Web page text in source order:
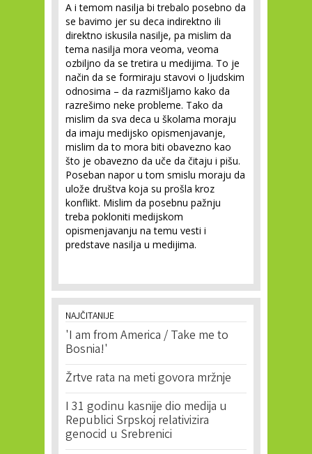
A i temom nasilja bi trebalo posebno da
se bavimo jer su deca indirektno ili
direktno iskusila nasilje, pa mislim da
tema nasilja mora veoma, veoma
ozbiljno da se tretira u medijima. To je
način da se formiraju stavovi o ljudskim
odnosima – da razmišljamo kako da
razrešimo neke probleme. Tako da
mislim da sva deca u školama moraju
da imaju medijsko opismenjavanje,
mislim da to mora biti obavezno kao
što je obavezno da uče da čitaju i pišu.
Poseban napor u tom smislu moraju da
ulože društva koja su prošla kroz
konflikt. Mislim da posebnu pažnju
treba pokloniti medijskom
opismenjavanju na temu vesti i
predstave nasilja u medijima.
NAJČITANIJE
'I am from America / Take me to
Bosnia!'
Žrtve rata na meti govora mržnje
I 31 godinu kasnije dio medija u
Republici Srpskoj relativizira
genocid u Srebrenici